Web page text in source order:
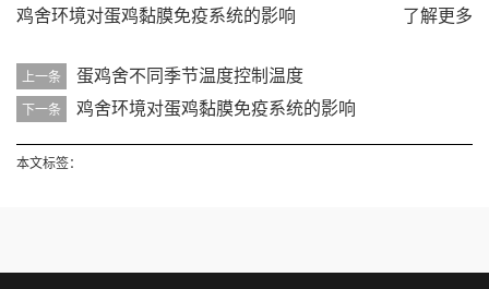
了解更多
鸡舍环境对蛋鸡黏膜免疫系统的影响
上一条 蛋鸡舍不同季节温度控制温度
下一条 鸡舍环境对蛋鸡黏膜免疫系统的影响
本文标签：